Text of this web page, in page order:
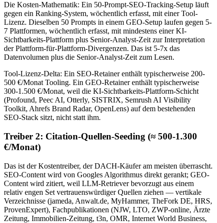
Die Kosten-Mathematik: Ein 50-Prompt-SEO-Tracking-Setup läuft
gegen ein Ranking-System, wöchentlich erfasst, mit einer Tool-
Lizenz. Dieselben 50 Prompts in einem GEO-Setup laufen gegen 5-
7 Plattformen, wöchentlich erfasst, mit mindestens einer KI-
Sichtbarkeits-Plattform plus Senior-Analyst-Zeit zur Interpretation
der Plattform-für-Plattform-Divergenzen. Das ist 5-7x das
Datenvolumen plus die Senior-Analyst-Zeit zum Lesen.
Tool-Lizenz-Delta: Ein SEO-Retainer enthält typischerweise 200-
500 €/Monat Tooling. Ein GEO-Retainer enthält typischerweise
300-1.500 €/Monat, weil die KI-Sichtbarkeits-Plattform-Schicht
(Profound, Peec AI, Otterly, SISTRIX, Semrush AI Visibility
Toolkit, Ahrefs Brand Radar, OpenLens) auf dem bestehenden
SEO-Stack sitzt, nicht statt ihm.
Treiber 2: Citation-Quellen-Seeding (≈ 500-1.300
€/Monat)
Das ist der Kostentreiber, der DACH-Käufer am meisten überrascht.
SEO-Content wird von Googles Algorithmus direkt gerankt; GEO-
Content wird zitiert, weil LLM-Retriever bevorzugt aus einem
relativ engen Set vertrauenswürdiger Quellen ziehen — vertikale
Verzeichnisse (jameda, Anwalt.de, MyHammer, TheFork DE, HRS,
ProvenExpert), Fachpublikationen (NJW, LTO, ZWP-online, Ärzte
Zeitung, Immobilien-Zeitung, t3n, OMR, Internet World Business,